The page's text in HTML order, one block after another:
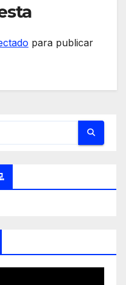
para publicar